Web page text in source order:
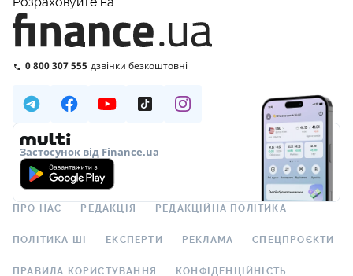
0 800 307 555 дзвінки безкоштовні
Застосунок від Finance.ua
ПРО НАС РЕДАКЦІЯ РЕДАКЦІЙНА ПОЛІТИКА
ПОЛІТИКА ШІ ЕКСПЕРТИ РЕКЛАМА СПЕЦПРОЄКТИ
ПРАВИЛА КОРИСТУВАННЯ КОНФІДЕНЦІЙНІСТЬ